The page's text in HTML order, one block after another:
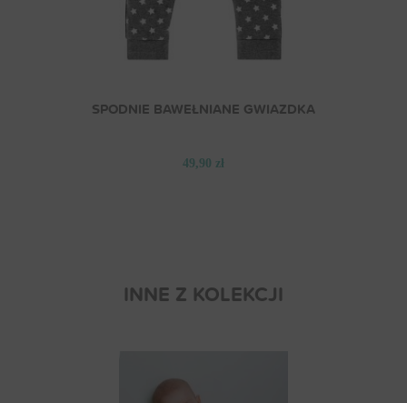
SPODNIE BAWEŁNIANE GWIAZDKA
49,90 zł
INNE Z KOLEKCJI